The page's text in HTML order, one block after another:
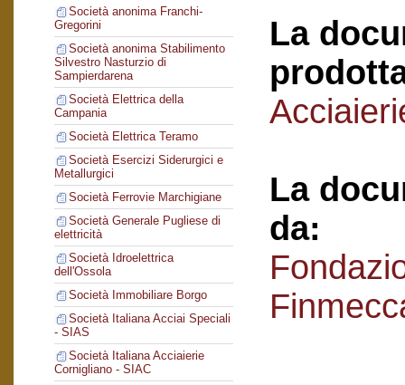
Società anonima Franchi-
Gregorini
Società anonima Stabilimento
Silvestro Nasturzio di
Sampierdarena
Società Elettrica della
Campania
Società Elettrica Teramo
Società Esercizi Siderurgici e
Metallurgici
Società Ferrovie Marchigiane
Società Generale Pugliese di
elettricità
Società Idroelettrica
dell'Ossola
Società Immobiliare Borgo
Società Italiana Acciai Speciali
- SIAS
Società Italiana Acciaierie
Cornigliano - SIAC
La
La
da: